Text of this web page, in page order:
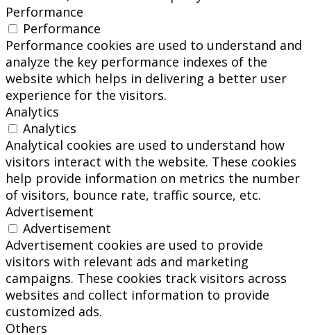
Performance
Performance
Performance cookies are used to understand and
analyze the key performance indexes of the
website which helps in delivering a better user
experience for the visitors.
Analytics
Analytics
Analytical cookies are used to understand how
visitors interact with the website. These cookies
help provide information on metrics the number
of visitors, bounce rate, traffic source, etc.
Advertisement
Advertisement
Advertisement cookies are used to provide
visitors with relevant ads and marketing
campaigns. These cookies track visitors across
websites and collect information to provide
customized ads.
Others